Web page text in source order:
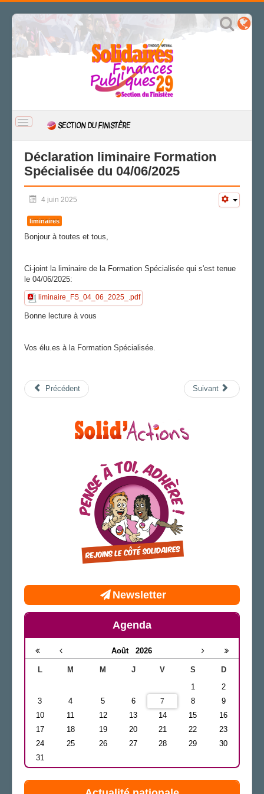
BASCULER
NAVIGATION
SECTION DU FINISTÈRE
ACTUALITÉ
CSAL
CAP/Recours
FS SSCT
Action sociale
AGENDA
ADHÉRER
Déclaration liminaire Formation
Spécialisée du 04/06/2025
4 juin 2025
liminaires
Bonjour à toutes et tous,
Ci-joint la liminaire de la Formation Spécialisée qui s'est tenue
le 04/06/2025:
liminaire_FS_04_06_2025_.pdf
Bonne lecture à vous
Vos élu.es à la Formation Spécialisée.
Précédent Suivant
Newsletter
Agenda
Août 2026
L M M J V S
D
1
2
3
4 5 6 7 8
9
10
11 12 13 14 15
16
17
18 19 20 21 22
23
24
25 26 27 28 29
30
31